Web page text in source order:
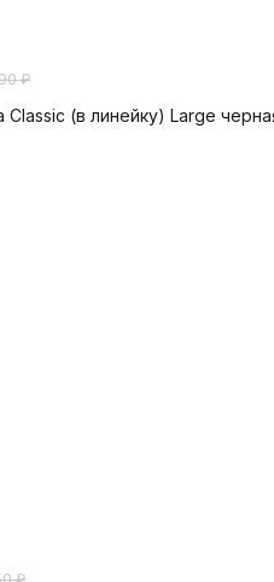
₽
Classic (в линейку) Large
₽